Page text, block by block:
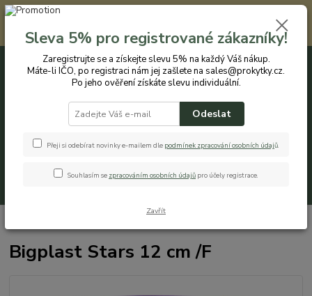
Registrovaným zákazníkům nabízíme slevu 5% na každý nákup. Máte-li
IČO, po registraci nám jej zašlete na sales@prokytky.cz. Po jeho ověření
získáte slevu individuální. Přejít na registraci →
CZK
+420 774 544 973 0ks
Bigplast Stars 12 cm /F
Sleva 5% pro registrované zákazníky!
Zaregistrujte se a získejte slevu 5% na každý Váš nákup.
Máte-li IČO, po registraci nám jej zašlete na sales@prokytky.cz.
Po jeho ověření získáte slevu individuální.
Odeslat
Přeji si odebírat novinky e-mailem dle podmínek zpracování osobních údajů.
Souhlasím se zpracováním osobních údajů pro účely registrace.
Zavřít